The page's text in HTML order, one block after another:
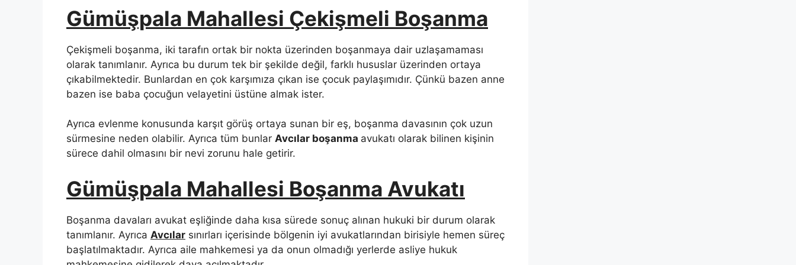
Gümüşpala Mahallesi Çekişmeli Boşanma
Çekişmeli boşanma, iki tarafın ortak bir nokta üzerinden boşanmaya dair uzlaşamaması
olarak tanımlanır. Ayrıca bu durum tek bir şekilde değil, farklı hususlar üzerinden ortaya
çıkabilmektedir. Bunlardan en çok karşımıza çıkan ise çocuk paylaşımıdır. Çünkü bazen anne
bazen ise baba çocuğun velayetini üstüne almak ister.
Ayrıca evlenme konusunda karşıt görüş ortaya sunan bir eş, boşanma davasının çok uzun
sürmesine neden olabilir. Ayrıca tüm bunlar Avcılar boşanma avukatı olarak bilinen kişinin
sürece dahil olmasını bir nevi zorunu hale getirir.
Gümüşpala Mahallesi Boşanma Avukatı
Boşanma davaları avukat eşliğinde daha kısa sürede sonuç alınan hukuki bir durum olarak
tanımlanır. Ayrıca Avcılar sınırları içerisinde bölgenin iyi avukatlarından birisiyle hemen süreç
başlatılmaktadır. Ayrıca aile mahkemesi ya da onun olmadığı yerlerde asliye hukuk